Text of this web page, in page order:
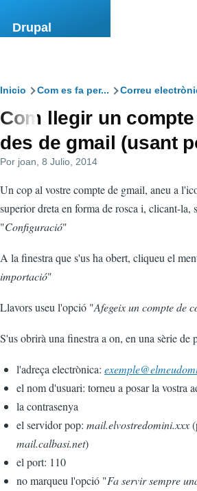
Drupal
Ruta
de
navegación
Inicio Com es fa per... Correu
Com llegir un
des de gmail (usant
Por joan , 8 Julio, 2014
Un cop al vostre compte de gmail, aneu a
superior dreta en forma de rosca i, clicant-la,
"Configuració"
A la finestra que s'us ha obert, cliqueu el
importació"
Llavors useu l'opció "Afegeix un compte de
S'us obrirà una finestra a on, en una sèrie de
l'adreça electrònica:
el nom d'usuari: torneu a posar la vostra
la contrasenya
el servidor pop: mail.elvostredomini.xxx
mail.calbasi.net)
el port: 110
no marqueu l'opció "Fa servir sempre